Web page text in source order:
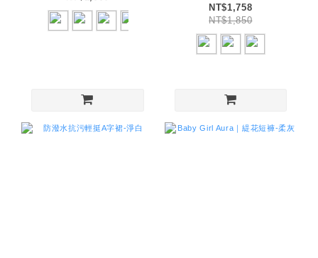
深藍
NT$1,758
NT$1,850